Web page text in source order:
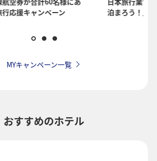
などが含まれます。発券時に再計算するため、変
ます。
応援キャンペーン
泊まろう！」
MYキャンペーン一覧
おすすめのホテル